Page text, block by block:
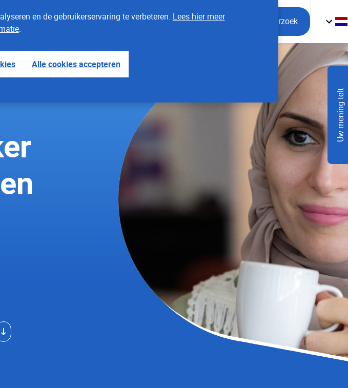
en de gebruikerservaring te verbeteren. Lees hier meer
.
Alle cookies accepteren
Mijn Bevolkingsonderzoek
Uw mening telt